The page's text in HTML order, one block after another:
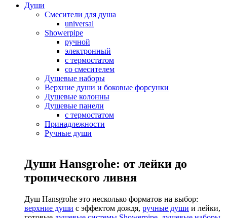
Души
Смесители для душа
universal
Showerpipe
ручной
электронный
с термостатом
со смесителем
Душевые наборы
Верхние души и боковые форсунки
Душевые колонны
Душевые панели
с термостатом
Принадлежности
Ручные души
Души Hansgrohe: от лейки до
тропического ливня
Душ Hansgrohe это несколько форматов на выбор:
верхние души с эффектом дождя, ручные души и лейки,